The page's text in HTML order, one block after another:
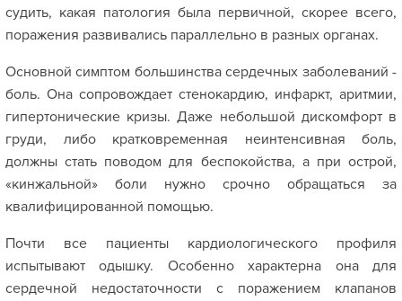
судить, какая патология была первичной, скорее всего,
поражения развивались параллельно в разных органах.
Основной симптом большинства сердечных заболеваний -
боль. Она сопровождает стенокардию, инфаркт, аритмии,
гипертонические кризы. Даже небольшой дискомфорт в
груди, либо кратковременная неинтенсивная боль,
должны стать поводом для беспокойства, а при острой,
«кинжальной» боли нужно срочно обращаться за
квалифицированной помощью.
Почти все пациенты кардиологического профиля
испытывают одышку. Особенно характерна она для
сердечной недостаточности с поражением клапанов